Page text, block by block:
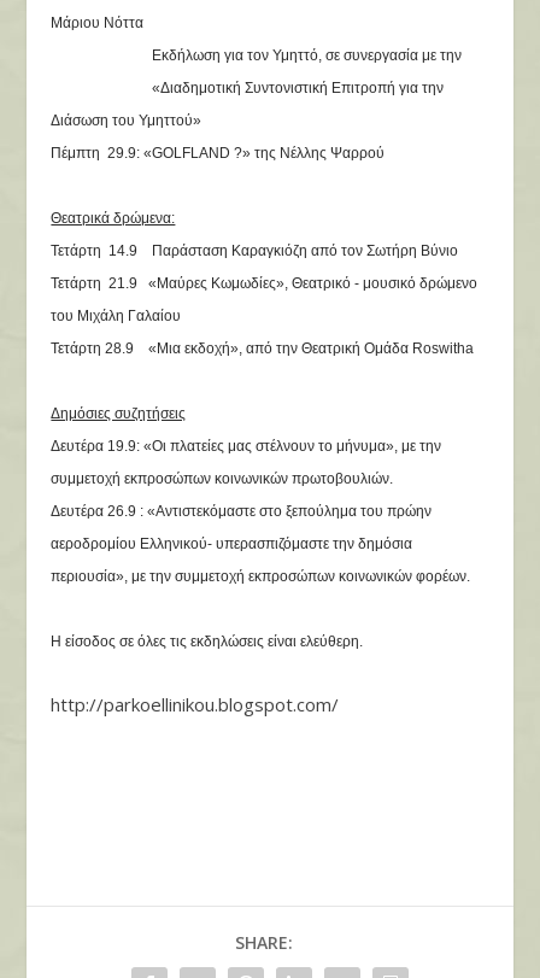
Μάριου Νόττα
Εκδήλωση για τον Υμηττό, σε συνεργασία με την
«Διαδημοτική Συντονιστική Επιτροπή για την
Διάσωση του Υμηττού»
Πέμπτη 29.9: «GOLFLAND ?» της Νέλλης Ψαρρού
Θεατρικά δρώμενα:
Τετάρτη 14.9 Παράσταση Καραγκιόζη από τον Σωτήρη Βύνιο
Τετάρτη 21.9 «Μαύρες Κωμωδίες», Θεατρικό - μουσικό δρώμενο
του Μιχάλη Γαλαίου
Τετάρτη 28.9 «Μια εκδοχή», από την Θεατρική Ομάδα Roswitha
Δημόσιες συζητήσεις
Δευτέρα 19.9: «Οι πλατείες μας στέλνουν το μήνυμα», με την
συμμετοχή εκπροσώπων κοινωνικών πρωτοβουλιών.
Δευτέρα 26.9 : «Αντιστεκόμαστε στο ξεπούλημα του πρώην
αεροδρομίου Ελληνικού- υπερασπιζόμαστε την δημόσια
περιουσία»,με την συμμετοχή εκπροσώπων κοινωνικών φορέων.
Η είσοδος σε όλες τις εκδηλώσεις είναι ελεύθερη.
http://parkoellinikou.blogspot.com/
SHARE: